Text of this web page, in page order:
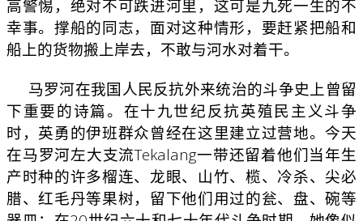
高警惕，绝对不可跌进河里，这可是九死一生的不
幸事。撑船的同志，面对这种情形，要赶紧把船和
船上的货物搬上岸去，不敢与河水对着干。
马罗河在我国人民反抗外来统治的斗争史上曾留
下重要的诗篇。在十九世纪反抗英殖民主义斗争
时，英勇的伊班群众曾经在这里建立过营地。今天
在马罗河左大支流Tekalang一带还留着他们当年生
产时种的许多榴连、龙眼、山竹、榄、冷杀、尖必
腊、红毛丹等果树，留下他们用过的瓮、盘、碗等